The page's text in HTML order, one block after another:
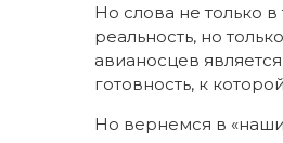
Но слова не только
реальность, но
авианосцев
готовность, к
Но вернемся в